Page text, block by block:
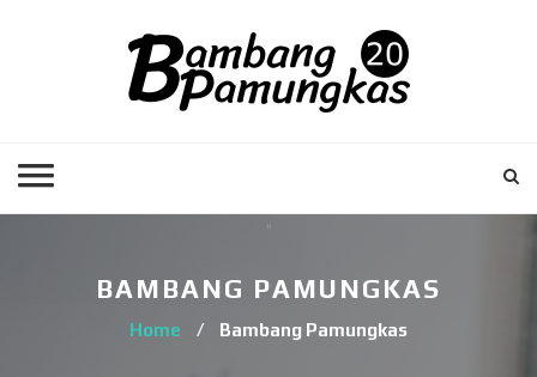
BAMBANG PAMUNGKAS
Home / Bambang Pamungkas